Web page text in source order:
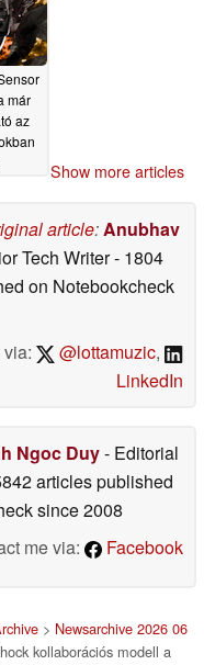
már
az
Show more articles
article:Anubhav
Tech Writer- 1804
on Notebookcheck
@lottamuzic,
LinkedIn
Ngoc Duy- Editorial
articles published
since 2008
me via:
Facebook
> Newsarchive 2026 06
kollaborációs modell a